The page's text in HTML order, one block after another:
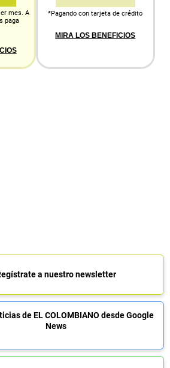
mes. A
paga
*Pagando con tarjeta de crédito
MIRA LOS BENEFICIOS
a nuestro newsletter
de EL COLOMBIANO desde Google
News